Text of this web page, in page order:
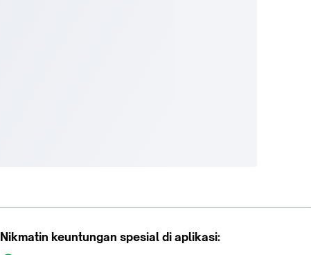
Nikmatin keuntungan spesial di aplikasi: